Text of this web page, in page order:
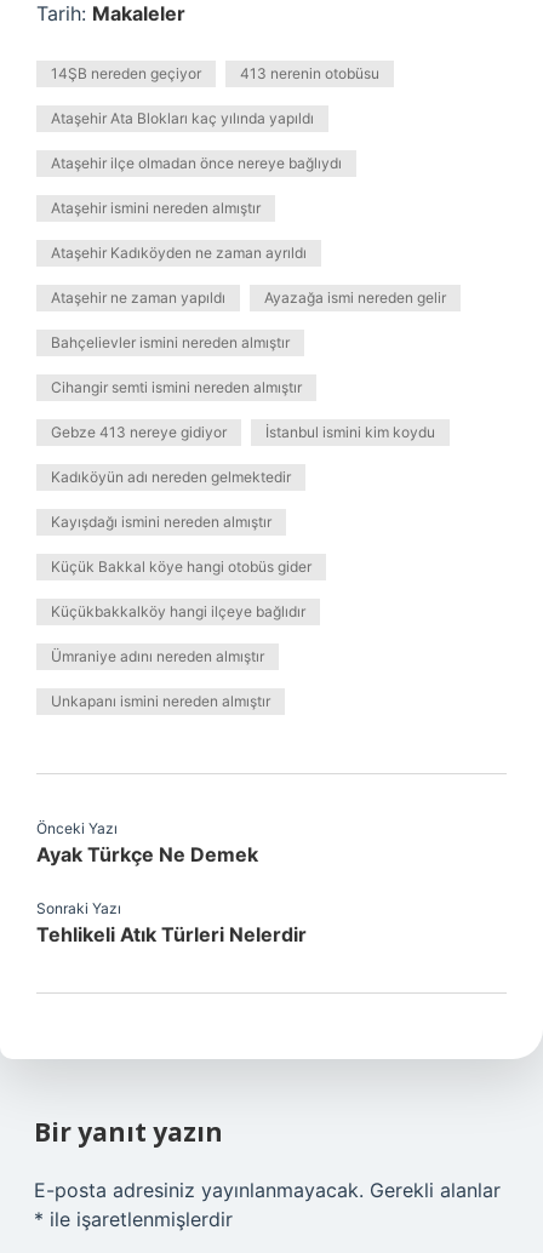
Tarih: Makaleler
14ŞB nereden geçiyor 413 nerenin otobüsu
Ataşehir Ata Blokları kaç yılında yapıldı
Ataşehir ilçe olmadan önce nereye bağlıydı
Ataşehir ismini nereden almıştır
Ataşehir Kadıköyden ne zaman ayrıldı
Ataşehir ne zaman yapıldı Ayazağa ismi nereden gelir
Bahçelievler ismini nereden almıştır
Cihangir semti ismini nereden almıştır
Gebze 413 nereye gidiyor İstanbul ismini kim koydu
Kadıköyün adı nereden gelmektedir
Kayışdağı ismini nereden almıştır
Küçük Bakkal köye hangi otobüs gider
Küçükbakkalköy hangi ilçeye bağlıdır
Ümraniye adını nereden almıştır
Unkapanı ismini nereden almıştır
Önceki Yazı
Ayak Türkçe Ne Demek
Sonraki Yazı
Tehlikeli Atık Türleri Nelerdir
Bir yanıt yazın
E-posta adresiniz yayınlanmayacak. Gerekli alanlar
* ile işaretlenmişlerdir